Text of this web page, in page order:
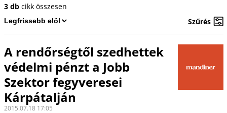
3 dbcikk összesen
Szűrés
A rendőrségtől szedhettek
védelmi pénzt a Jobb
Szektor fegyveresei
Kárpátalján
2015.07.18 17:05